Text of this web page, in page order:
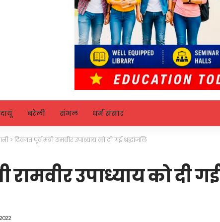
बरेली संभल धर्म संसार
>दिवंगत पूर्व मंत्री रामवीर उपाध्याय को दी गई श्रद्धांजलि
रामवीर उपाध्याय को दी गई